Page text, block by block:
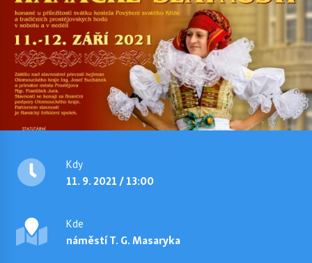
Kdy
11. 9. 2021 / 13:00
Kde
náměstí T. G. Masaryka